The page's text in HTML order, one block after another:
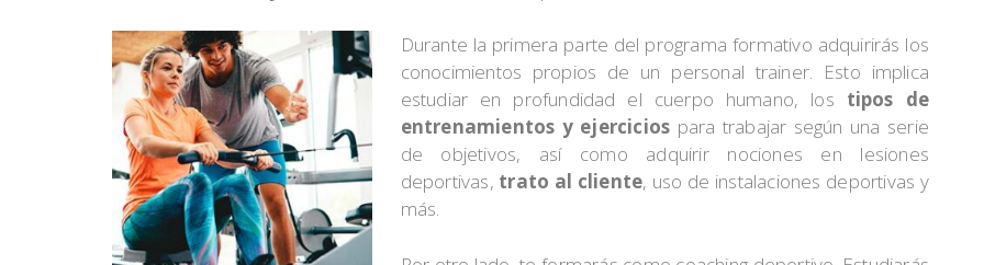
Durante la primera parte del programa formativo adquirirás los
conocimientos propios de un personal trainer. Esto implica
estudiar en profundidad el cuerpo humano, los tipos de
entrenamientos y ejercicios para trabajar según una serie
de objetivos, así como adquirir nociones en lesiones
deportivas, trato al cliente, uso de instalaciones deportivas y
más.